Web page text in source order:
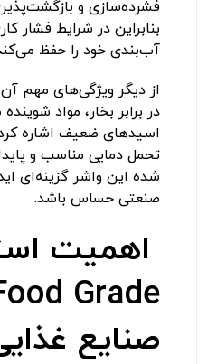
فشرده‌سازی و
بنابراین در شرایط فشار
آب‌بندی خود را حفظ
از دیگر ویژگی‌های مهم
در برابر بخار، مواد
اسیدهای ضعیف اشاره
تحمل دمایی مناسب و
شده این واشر گزینه‌ای
صنعتی حساس باشد.
اهمیت
صنایع